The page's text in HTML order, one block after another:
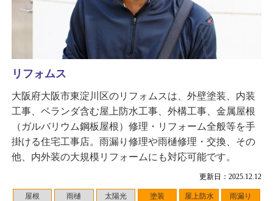
更新日：2025.12.12
屋根
雨樋 太陽光
塗装
屋上防水 雨漏り
リフォムス
大阪府大阪市東淀川区のリフォムスは、外壁塗装、内装
工事、ベランダ含む屋上防水工事、外構工事、金属屋根
（ガルバリウム鋼板屋根）修理・リフォーム全般等を手
掛ける住宅工事店。雨漏り修理や雨樋修理・交換、その
他、内外装の大規模リフォームにも対応可能です。